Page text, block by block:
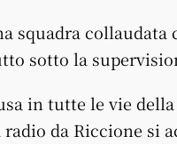
squadra collaudata
sotto la
in tutte le vie
da Riccione si